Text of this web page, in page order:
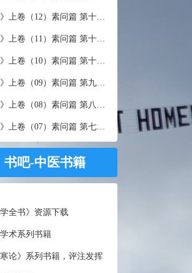
（12）素问篇 第十二篇 异法方宜论
卷（11）素问篇 第十一篇 五藏别论
卷（10）素问篇 第十篇 五藏生成
卷（09）素问篇 第九篇 六节藏象论
卷（08）素问篇 第八篇 灵兰秘典论
卷（07）素问篇 第七篇 阴阳别论
书吧-中医书籍
学全书》资源下载
术系列书籍
论》系列书籍，评注发挥